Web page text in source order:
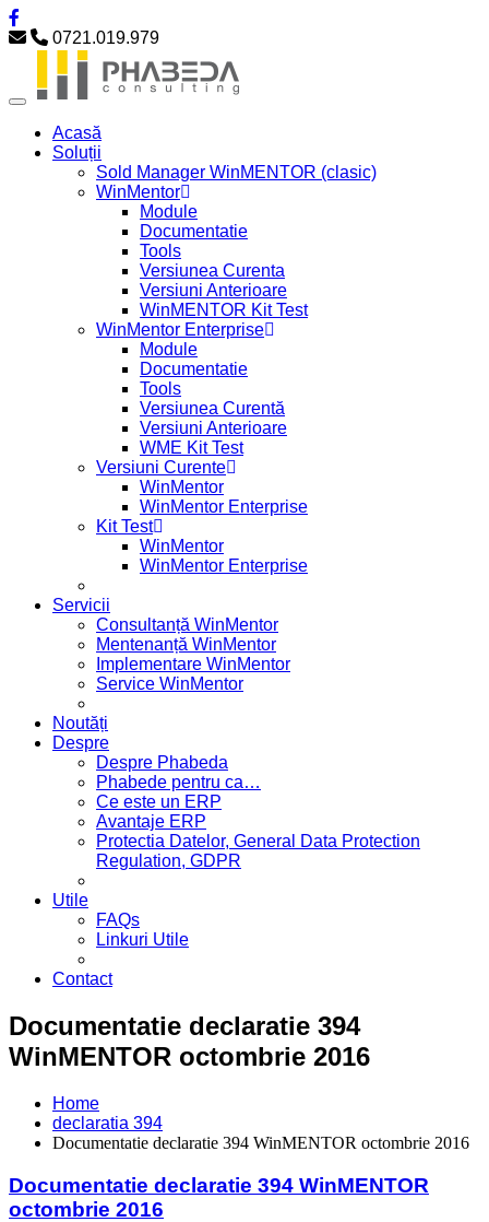
0721.019.979
Acasă
Soluții
Sold Manager WinMENTOR (clasic)
WinMentor
Module
Documentatie
Tools
Versiunea Curenta
Versiuni Anterioare
WinMENTOR Kit Test
WinMentor Enterprise
Module
Documentatie
Tools
Versiunea Curentă
Versiuni Anterioare
WME Kit Test
Versiuni Curente
WinMentor
WinMentor Enterprise
Kit Test
WinMentor
WinMentor Enterprise
Servicii
Consultanță WinMentor
Mentenanță WinMentor
Implementare WinMentor
Service WinMentor
Noutăți
Despre
Despre Phabeda
Phabede pentru ca…
Ce este un ERP
Avantaje ERP
Protectia Datelor, General Data Protection
Regulation, GDPR
Utile
FAQs
Linkuri Utile
Contact
Documentatie declaratie 394
WinMENTOR octombrie 2016
Home
declaratia 394
Documentatie declaratie 394 WinMENTOR octombrie 2016
Documentatie declaratie 394 WinMENTOR
octombrie 2016